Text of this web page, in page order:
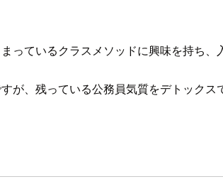
ているクラスメソッドに興味を持ち、
、残っている公務員気質をデトックス